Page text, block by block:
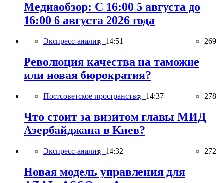
Медиаобзор: С 16:00 5 августа до
16:00 6 августа 2026 года
Экспресс-анализ, 14:51 269
Революция качества на таможне
или новая бюрократия?
Постсоветское пространство, 14:37 278
Что стоит за визитом главы МИД
Азербайджана в Киев?
Экспресс-анализ, 14:32 272
Новая модель управления для